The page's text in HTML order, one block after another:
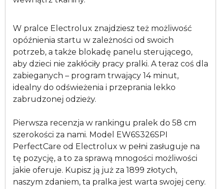
W pralce Electrolux znajdziesz też możliwość
opóźnienia startu w zależności od swoich
potrzeb, a także blokadę panelu sterującego,
aby dzieci nie zakłóciły pracy pralki. A teraz coś dla
zabieganych – program trwający 14 minut,
idealny do odświeżenia i przeprania lekko
zabrudzonej odzieży.
Pierwsza recenzja w rankingu pralek do 58 cm
szerokości za nami. Model EW6S326SPI
PerfectCare od Electrolux w pełni zasługuje na
tę pozycję, a to za sprawą mnogości możliwości
jakie oferuje. Kupisz ją już za 1899 złotych,
naszym zdaniem, ta pralka jest warta swojej ceny.